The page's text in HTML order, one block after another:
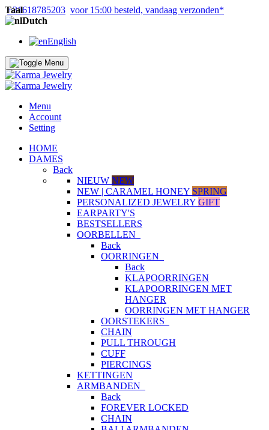
+31618785203 voor 15:00 besteld, vandaag verzonden*
Taal
Dutch
English
Menu
Account
Setting
HOME
DAMES
Back
NIEUW NEW
NEW | CARAMEL HONEY SPRING
PERSONALIZED JEWELRY GIFT
EARPARTY'S
BESTSELLERS
OORBELLEN
Back
OORRINGEN
Back
KLAPOORRINGEN
KLAPOORRINGEN MET
HANGER
OORRINGEN MET HANGER
OORSTEKERS
CHAIN
PULL THROUGH
CUFF
PIERCINGS
KETTINGEN
ARMBANDEN
Back
FOREVER LOCKED
CHAIN